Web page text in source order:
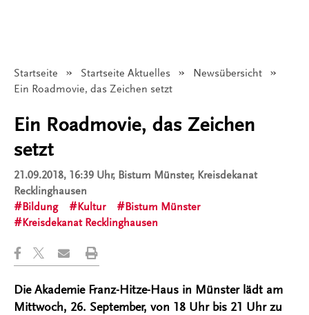
Startseite Startseite Aktuelles
Newsübersicht
Angezeigt:
Ein Roadmovie, das Zeichen setzt
Ein Roadmovie, das Zeichen
setzt
21.09.2018, 16:39 Uhr, Bistum Münster, Kreisdekanat
Recklinghausen
Bildung
Kultur
Bistum Münster
Kreisdekanat Recklinghausen
Die Akademie Franz-Hitze-Haus in Münster lädt am
Mittwoch, 26. September, von 18 Uhr bis 21 Uhr zu